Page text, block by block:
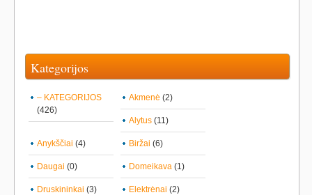
Kategorijos
– KATEGORIJOS
(426)
Akmenė (2)
Alytus (11)
Anykščiai (4) Biržai (6)
Daugai (0) Domeikava (1)
Druskininkai (3) Elektrėnai (2)